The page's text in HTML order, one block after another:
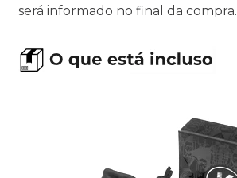
será informado no final da compra.